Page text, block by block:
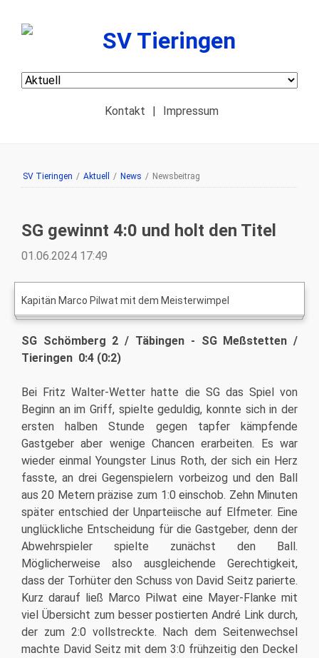
Kontakt
| Impressum
SV Tieringen / Aktuell / News / Newsbeitrag
SG gewinnt 4:0 und holt den Titel
01.06.2024 17:49
Kapitän Marco Pilwat mit dem Meisterwimpel
SG Schömberg 2 / Täbingen - SG Meßstetten /
Tieringen 0:4 (0:2)
Bei Fritz Walter-Wetter hatte die SG das Spiel von
Beginn an im Griff, spielte geduldig, konnte sich in der
ersten halben Stunde gegen tapfer kämpfende
Gastgeber aber wenige Chancen erarbeiten. Es war
wieder einmal Youngster Linus Roth, der sich ein Herz
fasste, an drei Gegenspielern vorbeizog und den Ball
aus 20 Metern präzise zum 1:0 einschob. Zehn Minuten
später entschied der Unparteiische auf Elfmeter. Eine
unglückliche Entscheidung für die Gastgeber, denn der
Abwehrspieler spielte zunächst den Ball.
Möglicherweise also ausgleichende Gerechtigkeit,
dass der Torhüter den Schuss von David Seitz parierte.
Kurz darauf ließ Marco Pilwat eine Mayer-Flanke mit
viel Übersicht zum besser postierten André Link durch,
der zum 2:0 vollstreckte. Nach dem Seitenwechsel
machte David Seitz mit dem 3:0 frühzeitig den Deckel